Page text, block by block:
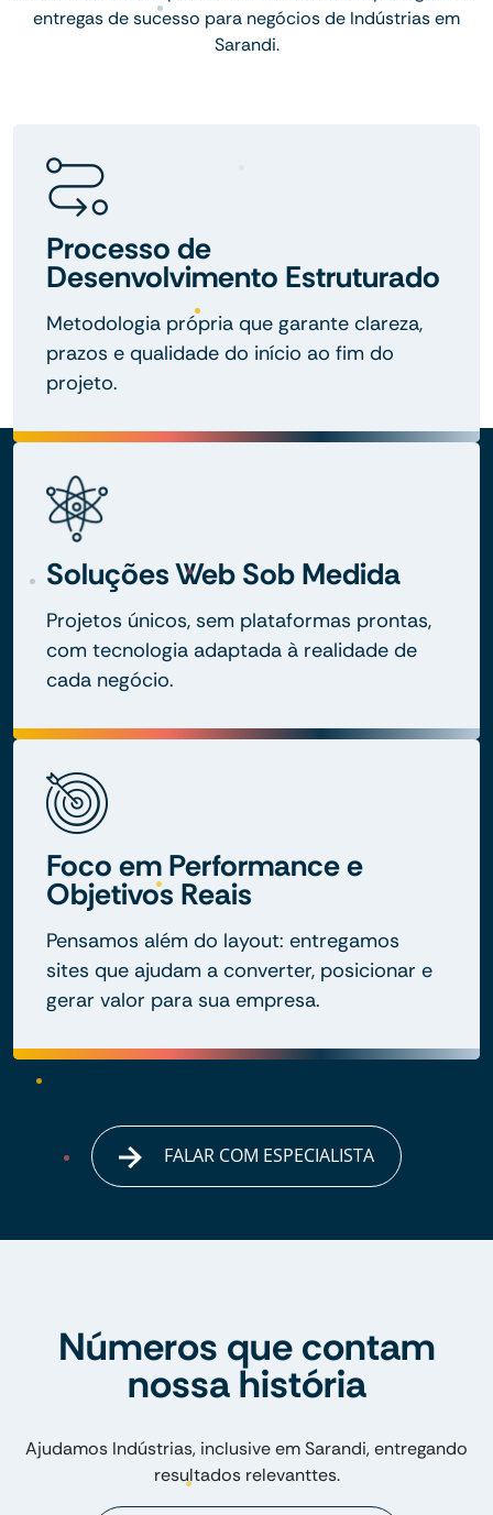
entregas de sucesso para negócios de Indústrias em
Sarandi.
Processo de
Desenvolvimento Estruturado
Metodologia própria que garante clareza,
prazos e qualidade do início ao fim do
projeto.
Soluções Web Sob Medida
Projetos únicos, sem plataformas prontas,
com tecnologia adaptada à realidade de
cada negócio.
Foco em Performance e
Objetivos Reais
Pensamos além do layout: entregamos
sites que ajudam a converter, posicionar e
gerar valor para sua empresa.
FALAR COM ESPECIALISTA
Números que contam
nossa história
Ajudamos Indústrias, inclusive em Sarandi, entregando
resultados relevanttes.